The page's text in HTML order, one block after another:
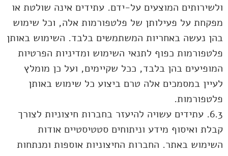
ולשירותים המוצעים על-ידם. עתידים אינה שולטת או
מפקחת על פעילותן של פלטפורמות אלה, וכל שימוש
בהן נעשה באחריות המשתמשים בלבד. השימוש באותן
פלטפורמות כפוף לתנאי השימוש ומדיניות הפרטיות
המופיעים בהן בלבד, ככל שקיימים, ועל כן מומלץ
לעיין במסמכים אלה טרם ביצוע כל שימוש באותן
פלטפורמות.
6.3. עתידים עשויה להיעזר בחברות חיצוניות לצורך
קבלת ואיסוף מידע וניתוחים סטטיסטיים אודות
השימוש באתר. החברות החיצוניות אוספות ומנתחות